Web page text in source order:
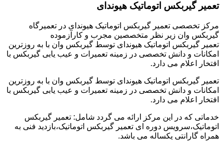
تعمیر گیربکس اتوماتیک هیوندای
مرکز تخصصی تعمیر گیربکس اتوماتیک هیوندای در تعمیرگاه
گیربکس وان زیر نظر متخصصین مجرب و کارآزموده
تعمیر گیربکس اتوماتیک هیوندای توسط گیربکس وان با به روزترین
امکانات و دانش تخصصی در زمینه تعمیرات و عیب یابی گیربکس با
افتخار اعلام می دارد.
تعمیر گیربکس اتوماتیک هیوندای توسط گیربکس وان با به روزترین
امکانات و دانش تخصصی در زمینه تعمیرات و عیب یابی گیربکس با
افتخار اعلام می دارد.
خدماتی که در این مرکز ارائه می گردد شامل: تعمیر گیربکس
اتوماتیک،سرویس دوره ای تعمیر گیربکس اتوماتیک،بازدید فنی به
همراه گارانتی یکساله می باشد.